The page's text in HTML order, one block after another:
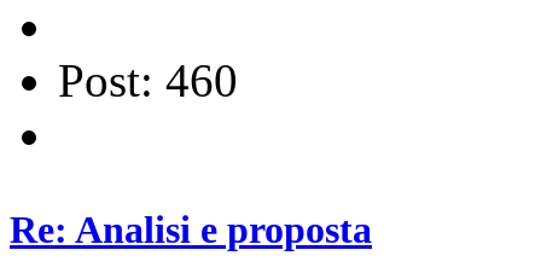
Post: 460
Re: Analisi e proposta